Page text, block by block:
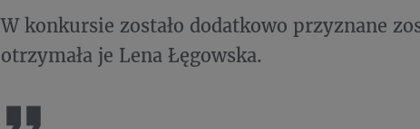
W konkursie zostało dodatkowo przyznane
otrzymała je Lena Łęgowska.